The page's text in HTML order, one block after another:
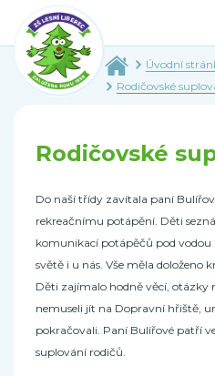
Úvodní
Rodičovské
Rodičovské
Do naší třídy zavítala paní
rekreačnímu potápění. Děti
komunikací potápěčů pod vodou
světě i u nás. Vše měla doloženo
Děti zajímalo hodně věcí, otázky
nemuseli jít na Dopravní hřiště,
pokračovali. Paní Bulířové patří
suplování rodičů.